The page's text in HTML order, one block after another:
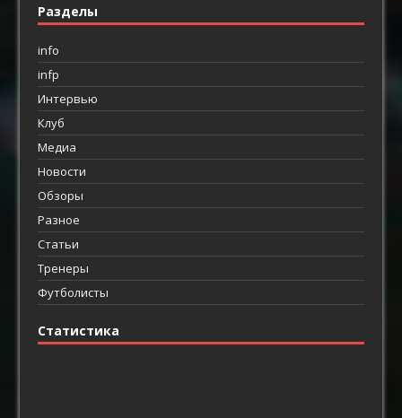
Разделы
info
infp
Интервью
Клуб
Медиа
Новости
Обзоры
Разное
Статьи
Тренеры
Футболисты
Статистика